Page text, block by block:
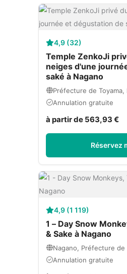
4,9 (32)
Temple ZenkoJi
neiges d'une
saké à Nagano
Préfecture de Toyama,
Annulation gratuite
à partir de 563,93 €
Réservez
4,9 (1 119)
1 – Day Snow
& Sake à Nagano
Nagano, Préfecture de
Annulation gratuite